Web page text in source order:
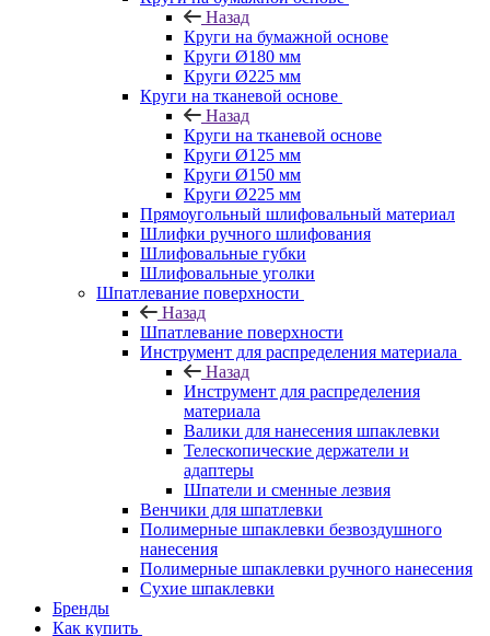
Назад
Круги на бумажной основе
Круги Ø180 мм
Круги Ø225 мм
Круги на тканевой основе
Назад
Круги на тканевой основе
Круги Ø125 мм
Круги Ø150 мм
Круги Ø225 мм
Прямоугольный шлифовальный материал
Шлифки ручного шлифования
Шлифовальные губки
Шлифовальные уголки
Шпатлевание поверхности
Назад
Шпатлевание поверхности
Инструмент для распределения материала
Назад
Инструмент для распределения
материала
Валики для нанесения шпаклевки
Телескопические держатели и
адаптеры
Шпатели и сменные лезвия
Венчики для шпатлевки
Полимерные шпаклевки безвоздушного
нанесения
Полимерные шпаклевки ручного нанесения
Сухие шпаклевки
Бренды
Как купить